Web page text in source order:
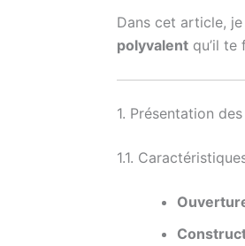
Dans cet article,
polyvalent qu’il
1. Présentation
1.1.